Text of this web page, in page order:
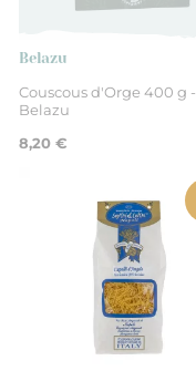
Belazu
Couscous d'Orge 400 g -
Belazu
8,20 €